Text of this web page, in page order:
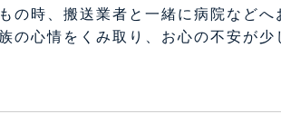
の時、搬送業者と一緒に病院など
の心情をくみ取り、お心の不安が